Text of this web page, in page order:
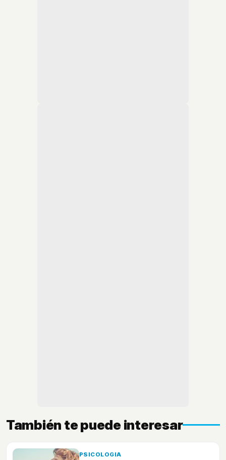
También te puede interesar
PSICOLOGIA